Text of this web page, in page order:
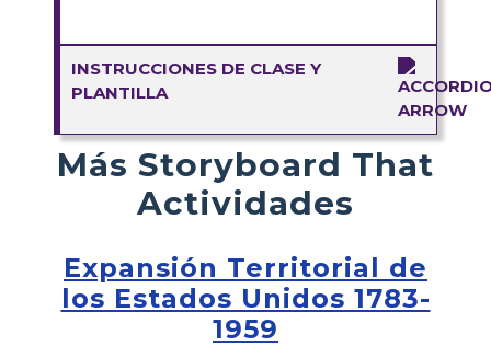
INSTRUCCIONES DE CLASE Y
PLANTILLA
Más Storyboard That
Actividades
Expansión Territorial de
los Estados Unidos 1783-
1959